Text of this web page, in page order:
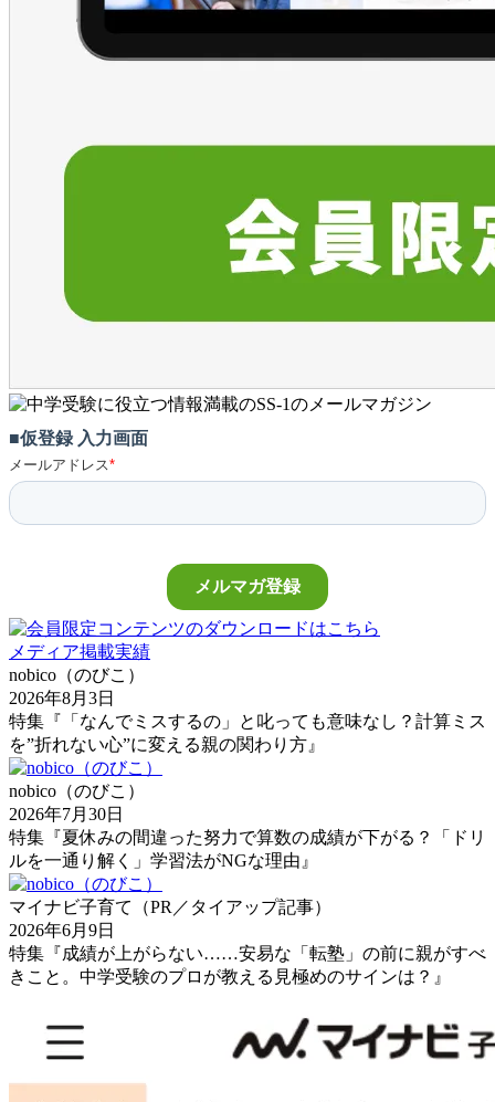
メディア掲載実績
nobico（のびこ）
2026年8月3日
特集『「なんでミスするの」と叱っても意味なし？計算ミス
を”折れない心”に変える親の関わり方』
nobico（のびこ）
2026年7月30日
特集『夏休みの間違った努力で算数の成績が下がる？「ドリ
ルを一通り解く」学習法がNGな理由』
マイナビ子育て（PR／タイアップ記事）
2026年6月9日
特集『成績が上がらない……安易な「転塾」の前に親がすべ
きこと。中学受験のプロが教える見極めのサインは？』